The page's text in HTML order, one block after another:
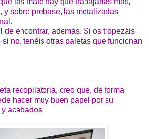
y sobre prebase, las metalizadas
de encontrar, además. Si os tropezáis
no, tenéis otras paletas que funcionan
recopilatoria, creo que, de forma
hacer muy buen papel por su
acabados.